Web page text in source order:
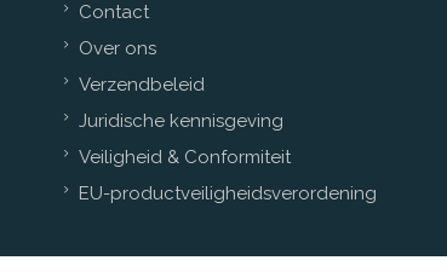
Contact
Over ons
Verzendbeleid
Juridische kennisgeving
Veiligheid & Conformiteit
EU-productveiligheidsverordening